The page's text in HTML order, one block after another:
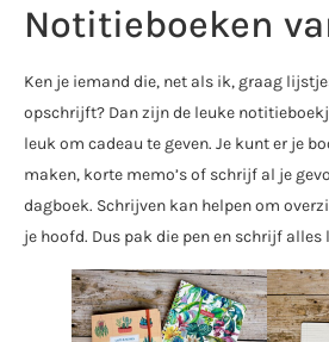
Notitieboeken
Ken je iemand die, net als ik, graag
opschrijft? Dan zijn de leuke
leuk om cadeau te geven. Je kunt er je
maken, korte memo’s of schrijf al je
dagboek. Schrijven kan helpen om
je hoofd. Dus pak die pen en schrijf alles